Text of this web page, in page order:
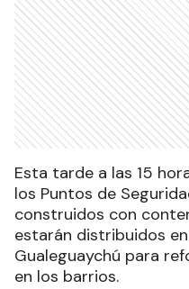
Esta tarde a las 15
los Puntos de
construidos con
estarán distribuidos
Gualeguaychú para
en los barrios.